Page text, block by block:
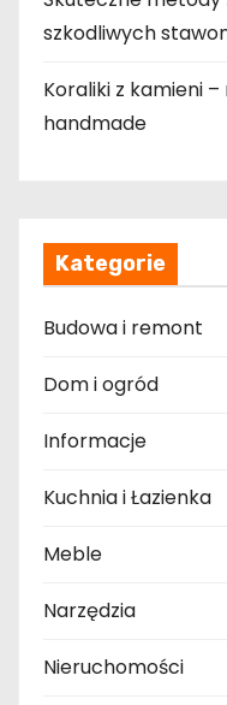
szkodliwych
Koraliki z kamieni
handmade
Kategorie
Budowa i remont
Dom i ogród
Informacje
Kuchnia i Łazienka
Meble
Narzędzia
Nieruchomości